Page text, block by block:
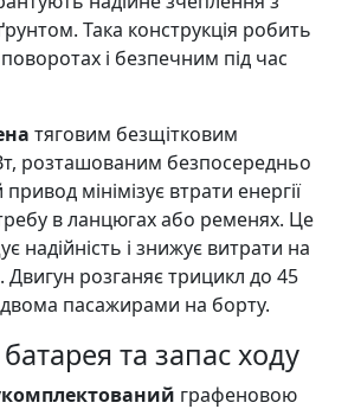
Така конструкція робить
і безпечним під час
тяговим безщітковим
розташованим безпосередньо
мінімізує втрати енергії
в ланцюгах або ременях. Це
надійність і знижує витрати на
Двигун розганяє трицикл до 45
двома пасажирами на борту.
та запас ходу
графеновою